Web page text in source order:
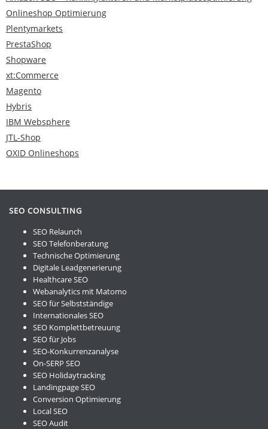
Onlineshop Optimierung
Plentymarkets
PrestaShop
Shopware
xt:Commerce
Magento
Hybris
IBM Websphere
JTL-Shop
OXID Onlineshops
SEO CONSULTING
SEO Relaunch
SEO Telefonberatung
Technische Optimierung
Digitale Leadgenerierung
Healthcare SEO
Webanalytics mit Matomo
SEO für Selbstständige
Internationales SEO
SEO Komplettbetreuung
SEO für Jobs
SEO-Konkurrenzanalyse
On-SERP SEO
SEO Holidaytracking
Landingpage SEO
Conversion Optimierung
Local SEO
SEO Audit